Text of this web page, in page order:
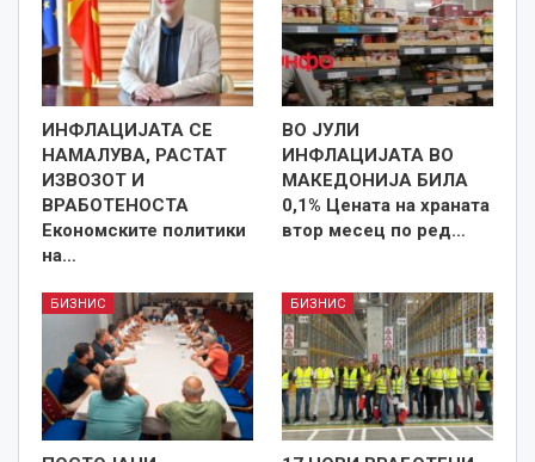
ИНФЛАЦИЈАТА СЕ
НАМАЛУВА, РАСТАТ
ИЗВОЗОТ И
ВРАБОТЕНОСТА
Економските политики
на…
ВО ЈУЛИ
ИНФЛАЦИЈАТА ВО
МАКЕДОНИЈА БИЛА
0,1% Цената на храната
втор месец по ред…
БИЗНИС БИЗНИС